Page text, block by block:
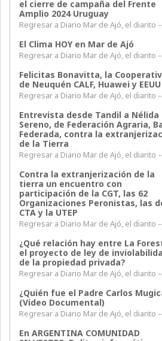
el cierre de campaña del Frente
Amplio 2024 Uruguay
Regresar a Diario Mar de Ajó, el diarito –
El Clima HOY en Mar de Ajó
Regresar a Diario Mar de Ajó, el diarito –
Felicitas Bonavitta, la
de Neuquén CALF, Huawei y EEUU
Regresar a Diario Mar de Ajó, el diarito –
Entrevista desde Tandil a Nélida
Sereno, de Federación Agraria,
Federada, contra la
de la Tierra
Regresar a Diario Mar de Ajó, el diarito –
Contra la extranjerización de la
tierra un encuentro con
participación de la CGT, las 62
Organizaciones Peronistas, las
CTA y la UTEP
Regresar a Diario Mar de Ajó, el diarito –
¿Qué relación hay entre La
el proyecto de ley de
de la propiedad privada?
Regresar a Diario Mar de Ajó, el diarito –
¿Quién fue el Padre Carlos
(Video Documental)
Regresar a Diario Mar de Ajó, el diarito –
En ARGENTINA COMUNIDAD